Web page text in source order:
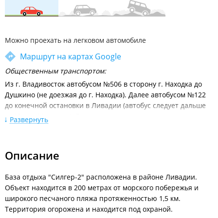
Можно проехать на легковом автомобиле
Маршрут на картах Google
Общественным транспортом:
Из г. Владивосток автобусом №506 в сторону г. Находка до
Душкино (не доезжая до г. Находка). Далее автобусом №122
до конечной остановки в Ливадии (автобус следует дальше
до Южно-Морского), Далее на такси.
автобусом добраться до автовокзала г.Находка. Далее
автобусом №122 Находка-Южно-Морской. Доехать до
метров до знака Ливадия, повернуть налево и далее идти до
конца дороги, справа будет находиться база отдыха "Силгер
- 2".
Развернуть
Описание
База отдыха "Силгер-2" расположена в районе Ливадии.
Объект находится в 200 метрах от морского побережья и
широкого песчаного пляжа протяженностью 1,5 км.
Территория огорожена и находится под охраной.